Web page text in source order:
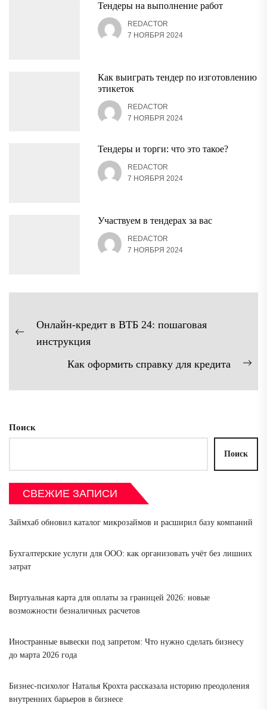
Тендеры на выполнение работ
REDACTOR
7 НОЯБРЯ 2024
Как выиграть тендер по изготовлению
этикеток
REDACTOR
7 НОЯБРЯ 2024
Тендеры и торги: что это такое?
REDACTOR
7 НОЯБРЯ 2024
Участвуем в тендерах за вас
REDACTOR
7 НОЯБРЯ 2024
Навигация
по
записям
Предыдущая
Онлайн-кредит в ВТБ 24: пошаговая
инструкция
Как оформить справку для кредита
Поиск
Поиск
СВЕЖИЕ ЗАПИСИ
Займхаб обновил каталог микрозаймов и расширил базу компаний
Бухгалтерские услуги для ООО: как организовать учёт без лишних
затрат
Виртуальная карта для оплаты за границей 2026: новые
возможности безналичных расчетов
Иностранные вывески под запретом: Что нужно сделать бизнесу
до марта 2026 года
Бизнес-психолог Наталья Крохта рассказала историю преодоления
внутренних барьеров в бизнесе